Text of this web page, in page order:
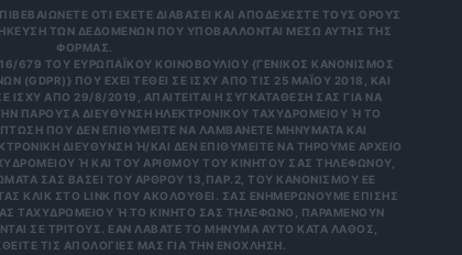
ΟΤΙ ΕΧΕΤΕ ΔΙΑΒΑΣΕΙ ΚΑΙ ΑΠΟΔΕΧΕΣΤΕ ΤΟΥΣ ΟΡΟΥΣ
ΤΩΝ ΔΕΔΟΜΕΝΩΝ ΠΟΥ ΥΠΟΒΑΛΛΟΝΤΑΙ ΜΕΣΩ ΑΥΤΗΣ ΤΗΣ
ΦΟΡΜΑΣ.
679 ΤΟΥ ΕΥΡΩΠΑΪΚΟΎ ΚΟΙΝΟΒΟΥΛΊΟΥ {ΓΕΝΙΚΌΣ ΚΑΝΟΝΙΣΜΌΣ
(GDPR)} ΠΟΥ ΈΧΕΙ ΤΕΘΕΊ ΣΕ ΙΣΧΎ ΑΠΌ ΤΙΣ 25 ΜΑΪ́ΟΥ 2018, ΚΑΙ
ΙΣΧΎ ΑΠΌ 29/8/2019, ΑΠΑΙΤΕΊΤΑΙ Η ΣΥΓΚΑΤΆΘΕΣΉ ΣΑΣ ΓΙΑ ΝΑ
ΠΑΡΟΎΣΑ ΔΙΕΎΘΥΝΣΗ ΗΛΕΚΤΡΟΝΙΚΟΎ ΤΑΧΥΔΡΟΜΕΊΟΥ Ή ΤΟ Κ
ΠΟΥ ΔΕΝ ΕΠΙΘΥΜΕΊΤΕ ΝΑ ΛΑΜΒΆΝΕΤΕ ΜΗΝΎΜΑΤΑ ΚΑΙ Ε
ΔΙΕΎΘΥΝΣΗ Ή/ΚΑΙ ΔΕΝ ΕΠΙΘΥΜΕΊΤΕ ΝΑ ΤΗΡΟΎΜΕ ΑΡΧΕΊΟ ΤΗ
Ή ΚΑΙ ΤΟΥ ΑΡΙΘΜΟΎ ΤΟΥ ΚΙΝΗΤΟΎ ΣΑΣ ΤΗΛΕΦΏΝΟΥ, ΜΠΟ
ΣΑΣ ΒΆΣΕΙ ΤΟΥ ΆΡΘΡΟΥ 13,ΠΑΡ.2, ΤΟΥ ΚΑΝΟΝΙΣΜΟΎ ΕΕ 201
ΣΤΟ LINK ΠΟΥ ΑΚΟΛΟΥΘΕΊ. ΣΑΣ ΕΝΗΜΕΡΏΝΟΥΜΕ ΕΠΊΣΗΣ ΌΤΙ
Ή ΤΟ ΚΙΝΗΤΌ ΣΑΣ ΤΗΛΈΦΩΝΟ, ΠΑΡΑΜΈΝΟΥΝ ΑΠΌΡ
ΤΡΊΤΟΥΣ. ΕΆΝ ΛΆΒΑΤΕ ΤΟ ΜΉΝΥΜΑ ΑΥΤΌ ΚΑΤΆ ΛΆΘΟΣ, ΠΑΡΑ
ΤΙΣ ΑΠΟΛΟΓΊΕΣ ΜΑΣ ΓΙΑ ΤΗΝ ΕΝΌΧΛΗΣΗ.